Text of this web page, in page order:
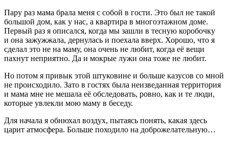
Пару раз мама брала меня с собой в гости. Это был не такой
большой дом, как у нас, а квартира в многоэтажном доме.
Первый раз я описался, когда мы зашли в тесную коробочку
и она зажужжала, дернулась и поехала вверх. Хорошо, что я
сделал это не на маму, она очень не любит, когда её вещи
пахнут неприятно. Да и мокрые лужи она тоже не любит.
Но потом я привык этой штуковине и больше казусов со мной
не происходило. Зато в гостях была неизведанная территория
и мама мне не мешала её обследовать, ровно, как и те люди,
которые увлекли мою маму в беседу.
Для начала я обнюхал воздух, пытаясь понять, какая здесь
царит атмосфера. Больше походило на доброжелательную…